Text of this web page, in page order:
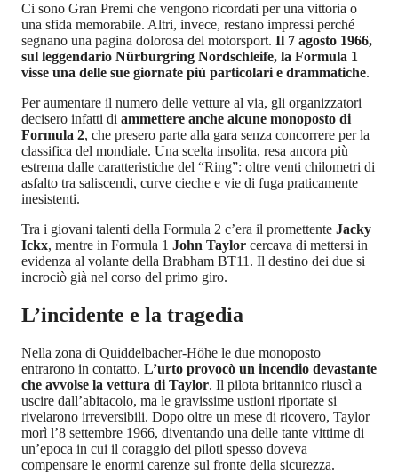
Ci sono Gran Premi che vengono ricordati per una vittoria o
una sfida memorabile. Altri, invece, restano impressi perché
segnano una pagina dolorosa del motorsport. Il 7 agosto 1966,
sul leggendario Nürburgring Nordschleife, la Formula 1
visse una delle sue giornate più particolari e drammatiche.
Per aumentare il numero delle vetture al via, gli organizzatori
decisero infatti di ammettere anche alcune monoposto di
Formula 2, che presero parte alla gara senza concorrere per la
classifica del mondiale. Una scelta insolita, resa ancora più
estrema dalle caratteristiche del “Ring”: oltre venti chilometri di
asfalto tra saliscendi, curve cieche e vie di fuga praticamente
inesistenti.
Tra i giovani talenti della Formula 2 c’era il promettente Jacky
Ickx, mentre in Formula 1 John Taylor cercava di mettersi in
evidenza al volante della Brabham BT11. Il destino dei due si
incrociò già nel corso del primo giro.
L’incidente e la tragedia
Nella zona di Quiddelbacher-Höhe le due monoposto
entrarono in contatto. L’urto provocò un incendio devastante
che avvolse la vettura di Taylor. Il pilota britannico riuscì a
uscire dall’abitacolo, ma le gravissime ustioni riportate si
rivelarono irreversibili. Dopo oltre un mese di ricovero, Taylor
morì l’8 settembre 1966, diventando una delle tante vittime di
un’epoca in cui il coraggio dei piloti spesso doveva
compensare le enormi carenze sul fronte della sicurezza.